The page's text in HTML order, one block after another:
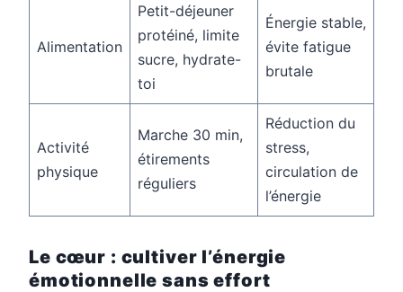
Alimentation
Petit-déjeuner
protéiné, limite
sucre, hydrate-
toi
Énergie stable,
évite fatigue
brutale
Activité
physique
Marche 30 min,
étirements
réguliers
Réduction du
stress,
circulation de
l’énergie
Le cœur : cultiver l’énergie
émotionnelle sans effort